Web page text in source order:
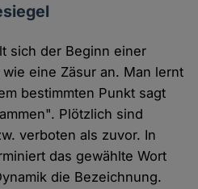
sich der Beginn einer
eine Zäsur an. Man lernt
bestimmten Punkt sagt
Plötzlich sind
verboten als zuvor. In
das gewählte Wort
die Bezeichnung.